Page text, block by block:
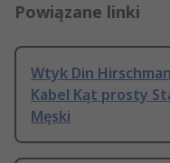
Powiązane linki
Wtyk Din
Kabel Kąt prosty
Męski